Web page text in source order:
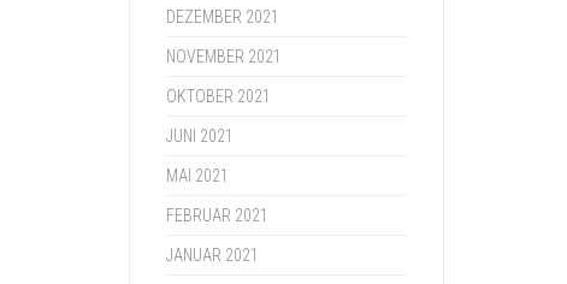
DEZEMBER 2021
NOVEMBER 2021
OKTOBER 2021
JUNI 2021
MAI 2021
FEBRUAR 2021
JANUAR 2021